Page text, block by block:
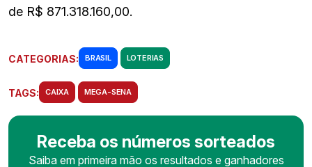
de R$ 871.318.160,00.
CATEGORIAS: BRASIL LOTERIAS
TAGS: CAIXA MEGA-SENA
Receba os números sorteados
Saiba em primeira mão os resultados e ganhadores